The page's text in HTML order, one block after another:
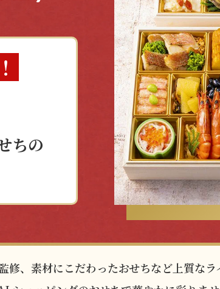
ちの
修、素材にこだわったおせちなど上質な